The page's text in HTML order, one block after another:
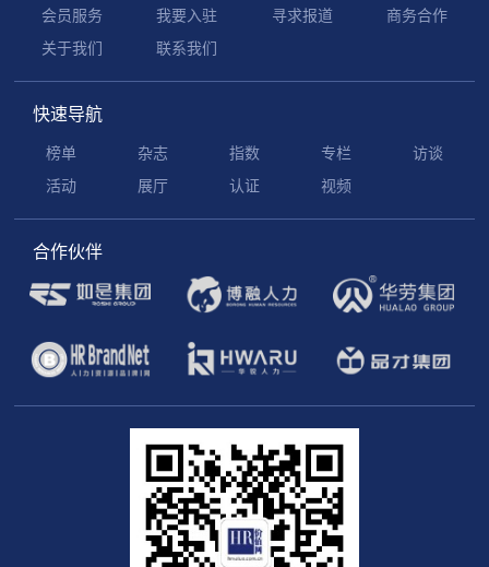
会员服务 我要入驻 寻求报道
商务合作
关于我们
联系我们
快速导航
榜单 杂志 指数 专栏
访谈
活动
展厅 认证 视频
合作伙伴